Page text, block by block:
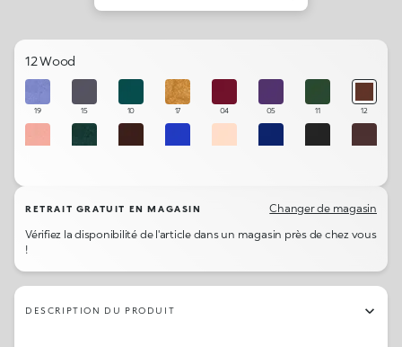
12 Wood
19 15 10 17 04 05 11 12
RETRAIT GRATUIT EN MAGASIN
Changer de magasin
Vérifiez la disponibilité de l'article dans un magasin près de chez vous
!
DESCRIPTION DU PRODUIT